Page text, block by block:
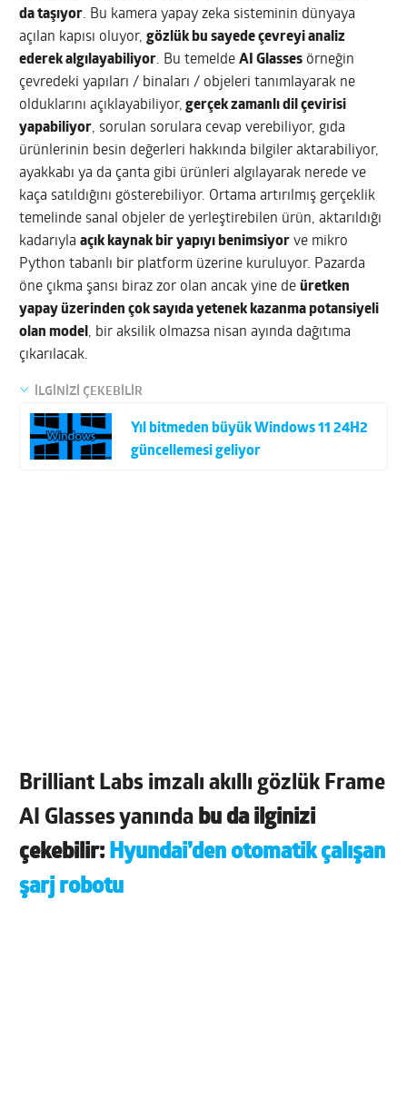
da taşıyor. Bu kamera yapay zeka sisteminin dünyaya
açılan kapısı oluyor,gözlük bu sayede çevreyi analiz
ederek algılayabiliyor. Bu temeldeAI Glasses örneğin
çevredeki yapıları / binaları / objeleri tanımlayarak ne
olduklarını açıklayabiliyor, gerçek zamanlı dil çevirisi
yapabiliyor, sorulan sorulara cevap verebiliyor, gıda
ürünlerinin besin değerleri hakkında bilgiler aktarabiliyor,
ayakkabı ya da çanta gibi ürünleri algılayarak nerede ve
kaça satıldığını gösterebiliyor. Ortama artırılmış gerçeklik
temelinde sanal objeler de yerleştirebilen ürün, aktarıldığı
kadarıylaaçık kaynak bir yapıyı benimsiyor ve mikro
Python tabanlı bir platform üzerine kuruluyor. Pazarda
öne çıkma şansı biraz zor olan ancak yine deüretken
yapay üzerinden çok sayıda yetenek kazanma potansiyeli
olan model , bir aksilik olmazsa nisan ayında dağıtıma
çıkarılacak.
İLGİNİZİ ÇEKEBİLİR
Yıl bitmeden büyük Windows 11 24H2
güncellemesi geliyor
Brilliant Labs imzalı akıllı gözlük Frame
AI Glasses yanında bu da ilginizi
çekebilir: Hyundai’den otomatik çalışan
şarj robotu